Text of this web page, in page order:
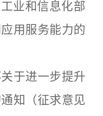
业和信息化部
用服务能力的
于进一步提升
知（征求意见